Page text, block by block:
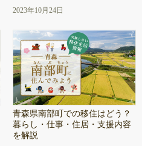
2023年10月24日
青森県南部町での移住はどう？
暮らし・仕事・住居・支援内容
を解説